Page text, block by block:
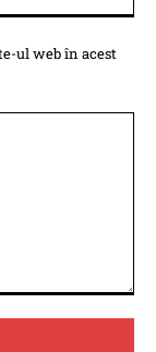
ul web în acest